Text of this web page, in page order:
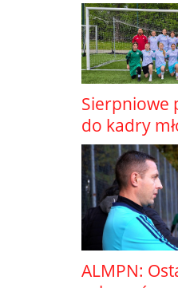
Sierpniowe
do kadry
ALMPN: